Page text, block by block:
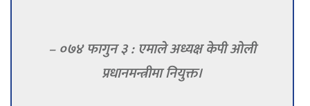
– ०७४ फागुन ३ : एमाले अध्यक्ष केपी ओली
प्रधानमन्त्रीमा नियुक्त।